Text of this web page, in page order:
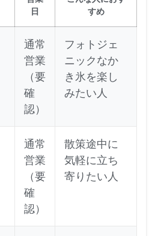
日
すめ
通常
営業
（要
確
認）
フォトジェ
ニックなか
き氷を楽し
みたい人
通常
営業
（要
確
認）
散策途中に
気軽に立ち
寄りたい人